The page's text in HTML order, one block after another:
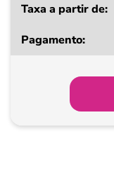
a
Pagamento